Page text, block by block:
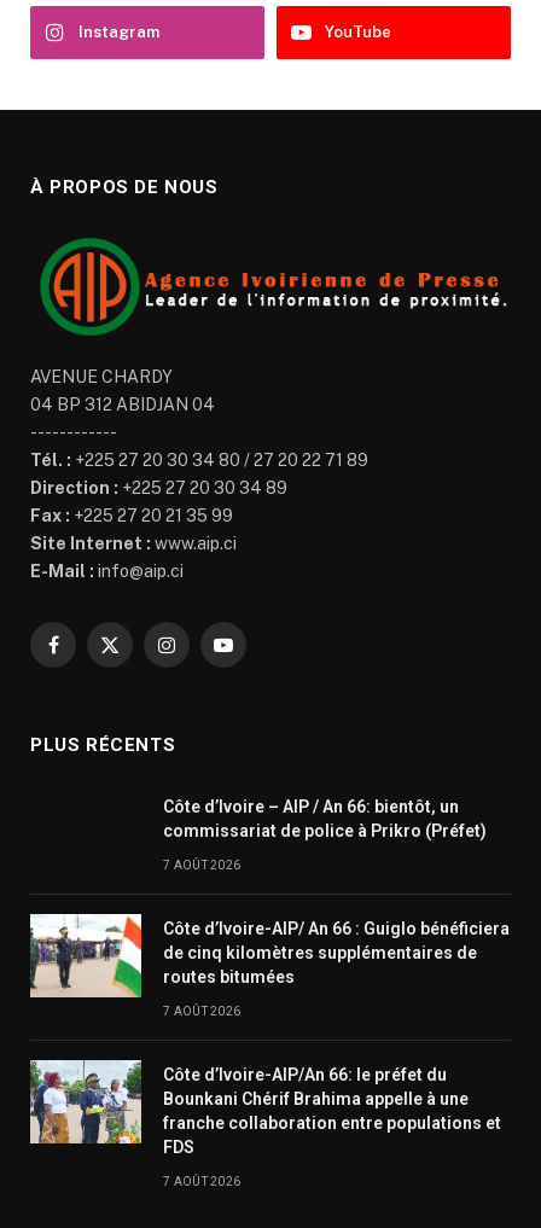
Instagram YouTube
À PROPOS DE NOUS
AVENUE CHARDY
04 BP 312 ABIDJAN 04
------------
Tél. : +225 27 20 30 34 80 / 27 20 22 71 89
Direction : +225 27 20 30 34 89
Fax : +225 27 20 21 35 99
Site Internet : www.aip.ci
E-Mail : info@aip.ci
Facebook
X
InstagramYouTube
PLUS RÉCENTS
Côte d’Ivoire – AIP / An 66: bientôt, un
commissariat de police à Prikro (Préfet)
7 AOÛT 2026
Côte d’Ivoire-AIP/ An 66 : Guiglo bénéficiera
de cinq kilomètres supplémentaires de
routes bitumées
7 AOÛT 2026
Côte d’Ivoire-AIP/An 66: le préfet du
Bounkani Chérif Brahima appelle à une
franche collaboration entre populations et
FDS
7 AOÛT 2026